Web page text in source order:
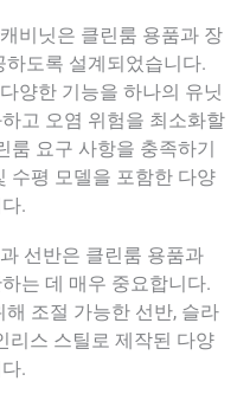
비닛은 클린룸 용품과 장
도록 설계되었습니다.
양한 기능을 하나의 유닛
고 오염 위험을 최소화할
룸 요구 사항을 충족하기
수평 모델을 포함한 다양
.
선반은 클린룸 용품과
는 데 매우 중요합니다.
조절 가능한 선반, 슬라
리스 스틸로 제작된 다양
.